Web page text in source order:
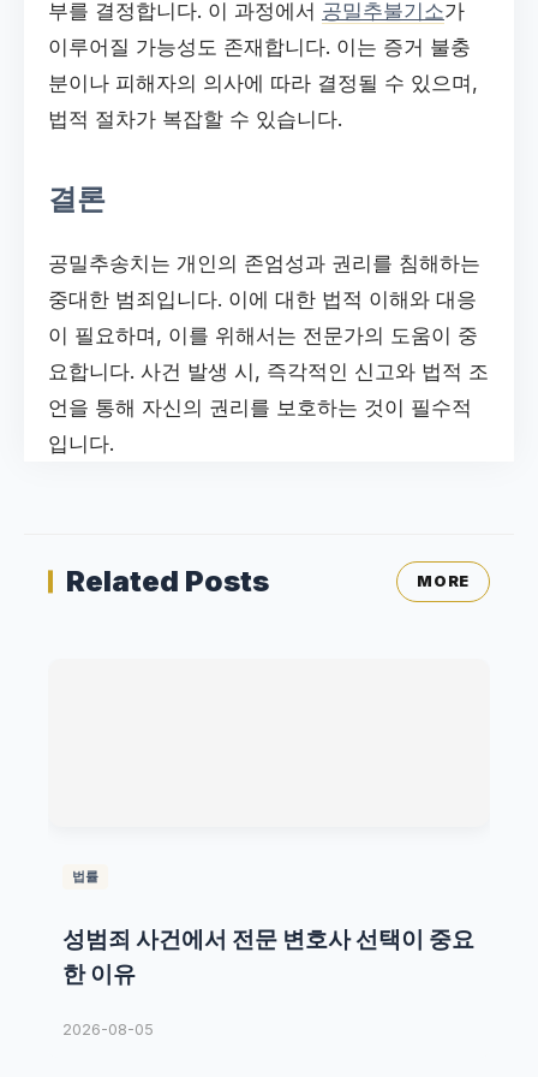
부를 결정합니다. 이 과정에서 공밀추불기소가
이루어질 가능성도 존재합니다. 이는 증거 불충
분이나 피해자의 의사에 따라 결정될 수 있으며,
법적 절차가 복잡할 수 있습니다.
결론
공밀추송치는 개인의 존엄성과 권리를 침해하는
중대한 범죄입니다. 이에 대한 법적 이해와 대응
이 필요하며, 이를 위해서는 전문가의 도움이 중
요합니다. 사건 발생 시, 즉각적인 신고와 법적 조
언을 통해 자신의 권리를 보호하는 것이 필수적
입니다.
Related Posts MORE
법률
성범죄 사건에서 전문 변호사 선택이 중요
한 이유
2026-08-05